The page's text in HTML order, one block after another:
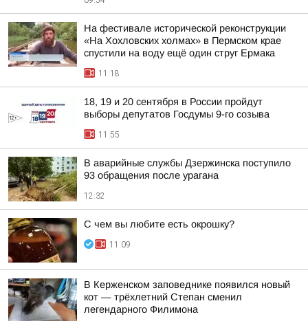
На фестивале исторической реконструкции
«На Хохловских холмах» в Пермском крае
спустили на воду ещё один струг Ермака
11:18
18, 19 и 20 сентября в России пройдут
выборы депутатов Госдумы 9-го созыва
11:55
В аварийные службы Дзержинска поступило
93 обращения после урагана
12:32
С чем вы любите есть окрошку?
11:09
В Керженском заповеднике появился новый
кот — трёхлетний Степан сменил
легендарного Филимона